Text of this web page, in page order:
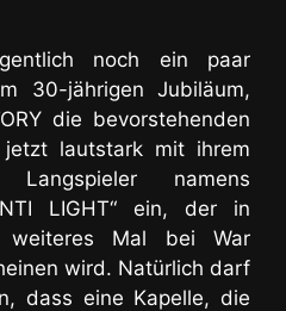
noch ein paar
30-jährigen Jubiläum,
die bevorstehenden
jetzt lautstark mit ihrem
namens
LIGHT“ ein, der in
weiteres Mal bei War
wird. Natürlich darf
dass eine Kapelle, die